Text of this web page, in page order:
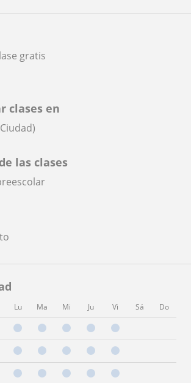
gratis
clases en
las clases
Lu Ma Mi Ju Vi Sá Do